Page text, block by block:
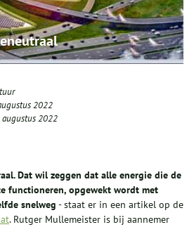
2022
2022
Dat wil zeggen dat alle energie die de
functioneren, opgewekt wordt met
snelweg - staat er in een artikel op de
. Rutger Mullemeister is bij aannemer